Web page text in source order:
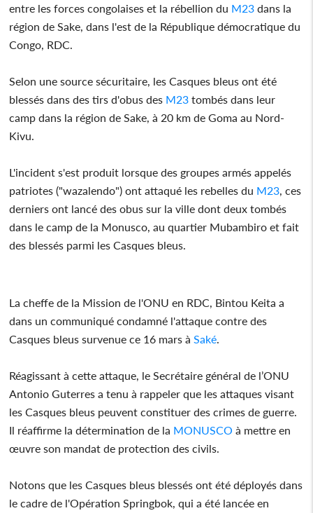
entre les forces congolaises et la rébellion du M23 dans la
région de Sake, dans l'est de la République démocratique du
Congo, RDC.
Selon une source sécuritaire, les Casques bleus ont été
blessés dans des tirs d'obus des M23 tombés dans leur
camp dans la région de Sake, à 20 km de Goma au Nord-
Kivu.
L'incident s'est produit lorsque des groupes armés appelés
patriotes ("wazalendo") ont attaqué les rebelles du M23 , ces
derniers ont lancé des obus sur la ville dont deux tombés
dans le camp de la Monusco, au quartier Mubambiro et fait
des blessés parmi les Casques bleus.
La cheffe de la Mission de l'ONU en RDC, Bintou Keita a
dans un communiqué condamné l'attaque contre des
Casques bleus survenue ce 16 mars à Saké
Réagissant à cette attaque, le Secrétaire général de l’ONU
Antonio Guterres a tenu à rappeler que les attaques visant
les Casques bleus peuvent constituer des crimes de guerre.
Il réaffirme la détermination de la MONUSCO à mettre en
œuvre son mandat de protection des civils.
Notons que les Casques bleus blessés ont été déployés dans
le cadre de l'Opération Springbok, qui a été lancée en